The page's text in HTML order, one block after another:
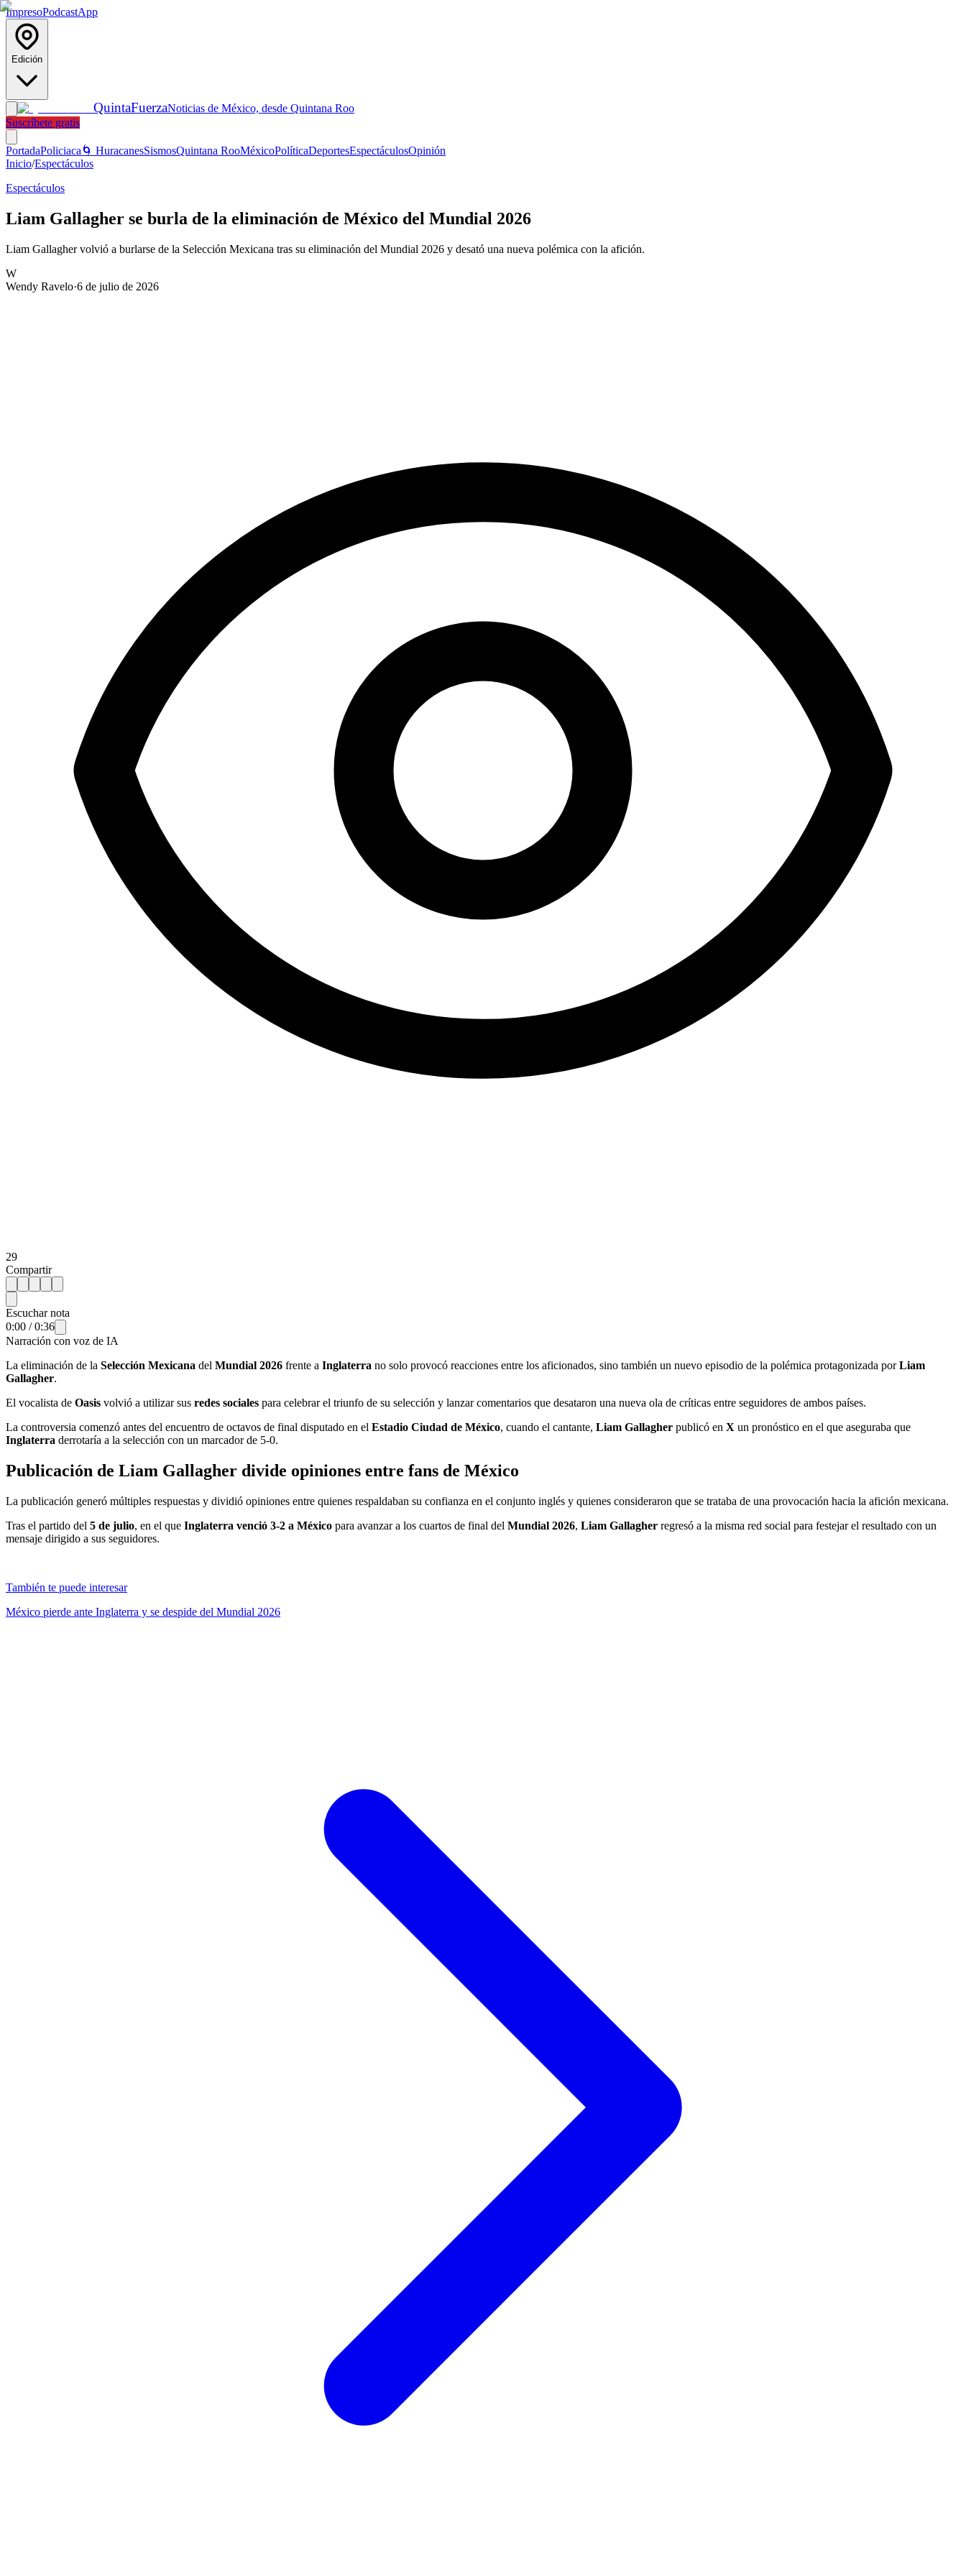
ImpresoPodcastApp
Edición
QuintaFuerzaNoticias de México, desde Quintana Roo
Suscríbete gratis
PortadaPoliciaca 🌀 HuracanesSismosQuintana RooMéxicoPolíticaDeportesEspectáculosOpinión
Inicio/Espectáculos
Espectáculos
Liam Gallagher se burla de la eliminación de México del Mundial 2026
Liam Gallagher volvió a burlarse de la Selección Mexicana tras su eliminación del Mundial 2026 y desató una nueva polémica con la afición.
W
Wendy Ravelo·6 de julio de 2026
29
Compartir
Escuchar nota
0:00 /0:36
Narración con voz de IA
La eliminación de la Selección Mexicana del Mundial 2026 frente a Inglaterra no solo provocó reacciones entre los aficionados, sino también un nuevo episodio de la polémica protagonizada porLiam
Gallagher.
El vocalista de Oasis volvió a utilizar sus redes sociales para celebrar el triunfo de su selección y lanzar comentarios que desataron una nueva ola de críticas entre seguidores de ambos países.
La controversia comenzó antes del encuentro de octavos de final disputado en el Estadio Ciudad de México, cuando el cantante, Liam Gallagher publicó en X un pronóstico en el que aseguraba que
Inglaterra derrotaría a la selección con un marcador de 5-0.
Publicación de Liam Gallagher divide opiniones entre fans de México
La publicación generó múltiples respuestas y dividió opiniones entre quienes respaldaban su confianza en el conjunto inglés y quienes consideraron que se trataba de una provocación hacia la afición mexicana.
Tras el partido del 5 de julio, en el que Inglaterra venció 3-2 a México para avanzar a los cuartos de final del Mundial 2026, Liam Gallagher regresó a la misma red social para festejar el resultado con un
mensaje dirigido a sus seguidores.
También te puede interesar
México pierde ante Inglaterra y se despide del Mundial 2026